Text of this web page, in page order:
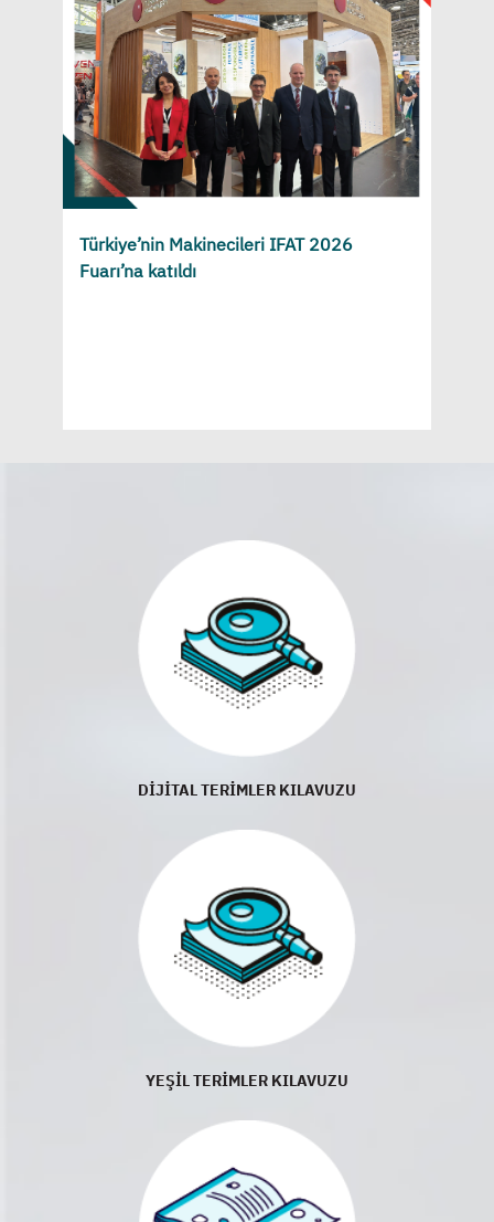
Türkiye’nin Makinecileri IFAT 2026
Fuarı’na katıldı
DİJİTAL TERİMLER KILAVUZU
YEŞİL TERİMLER KILAVUZU